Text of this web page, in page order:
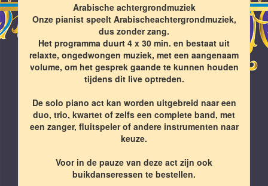
Arabische achtergrondmuziek
Onze pianist speelt Arabischeachtergrondmuziek,
dus zonder zang.
Het programma duurt 4 x 30 min. en bestaat uit
relaxte, ongedwongen muziek, met een aangenaam
volume, om het gesprek gaande te kunnen houden
tijdens dit live optreden.
De solo piano act kan worden uitgebreid naar een
duo, trio, kwartet of zelfs een complete band, met
een zanger, fluitspeler of andere instrumenten naar
keuze.
Voor in de pauze van deze act zijn ook
buikdanseressen te bestellen.